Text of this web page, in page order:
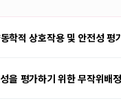
학적 상호작용 및 안전성
을 평가하기 위한 무작위배